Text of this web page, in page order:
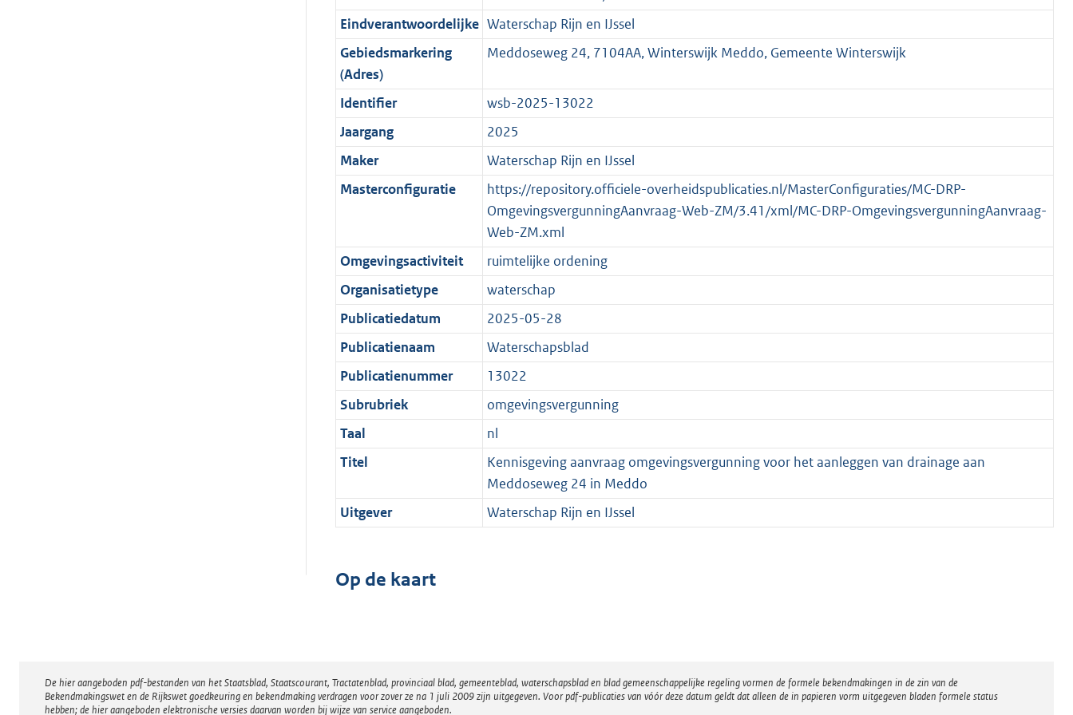
n
f
o
r
m
a
a
t
K
b
i
n
f
o
r
m
a
a
t
K
b
e
i
n
f
o
r
m
a
a
K
b
i
e
i
n
f
o
r
m
a
1
5
K
r
o
o
e
:
2
K
b
g
r
o
t
t
:
2
K
b
Eindverantwoordelijke Waterschap Rijn en IJssel
Gebiedsmarkering
(Adres)
Meddoseweg 24, 7104AA, Winterswijk Meddo, Gemeente Winterswijk
Identifier
wsb-2025-13022
Jaargang
2025
Maker
Waterschap Rijn en IJssel
Masterconfiguratie
https://repository.officiele-overheidspublicaties.nl/MasterConfiguraties/MC-DRP-
OmgevingsvergunningAanvraag-Web-ZM/3.41/xml/MC-DRP-OmgevingsvergunningAanvraag-
Web-ZM.xml
Omgevingsactiviteit
ruimtelijke ordening
Organisatietype
waterschap
Publicatiedatum
2025-05-28
Publicatienaam
Waterschapsblad
Publicatienummer
13022
Subrubriek
omgevingsvergunning
Taal
nl
Titel
Kennisgeving aanvraag omgevingsvergunning voor het aanleggen van drainage aan
Meddoseweg 24 in Meddo
Uitgever
Waterschap Rijn en IJssel
Op de kaart
Disclaimer
De hier aangeboden pdf-bestanden van het Staatsblad, Staatscourant, Tractatenblad, provinciaal blad, gemeenteblad, waterschapsblad en blad gemeenschappelijke regeling vormen de formele bekendmakingen in de zin van de
Bekendmakingswet en de Rijkswet goedkeuring en bekendmaking verdragen voor zover ze na 1 juli 2009 zijn uitgegeven. Voor pdf-publicaties van vóór deze datum geldt dat alleen de in papieren vorm uitgegeven bladen formele status
hebben; de hier aangeboden elektronische versies daarvan worden bij wijze van service aangeboden.